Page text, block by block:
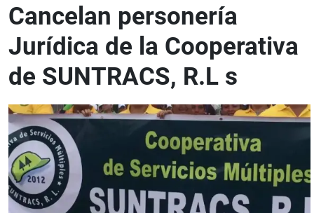
Cancelan personería
Jurídica de la Cooperativa
de SUNTRACS, R.L s